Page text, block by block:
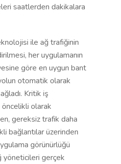
saatlerden dakikalara
ile ağ trafiğinin
her uygulamanın
göre en uygun bant
otomatik olarak
Kritik iş
öncelikli olarak
gereksiz trafik daha
bağlantılar üzerinden
görünürlüğü
yöneticileri gerçek